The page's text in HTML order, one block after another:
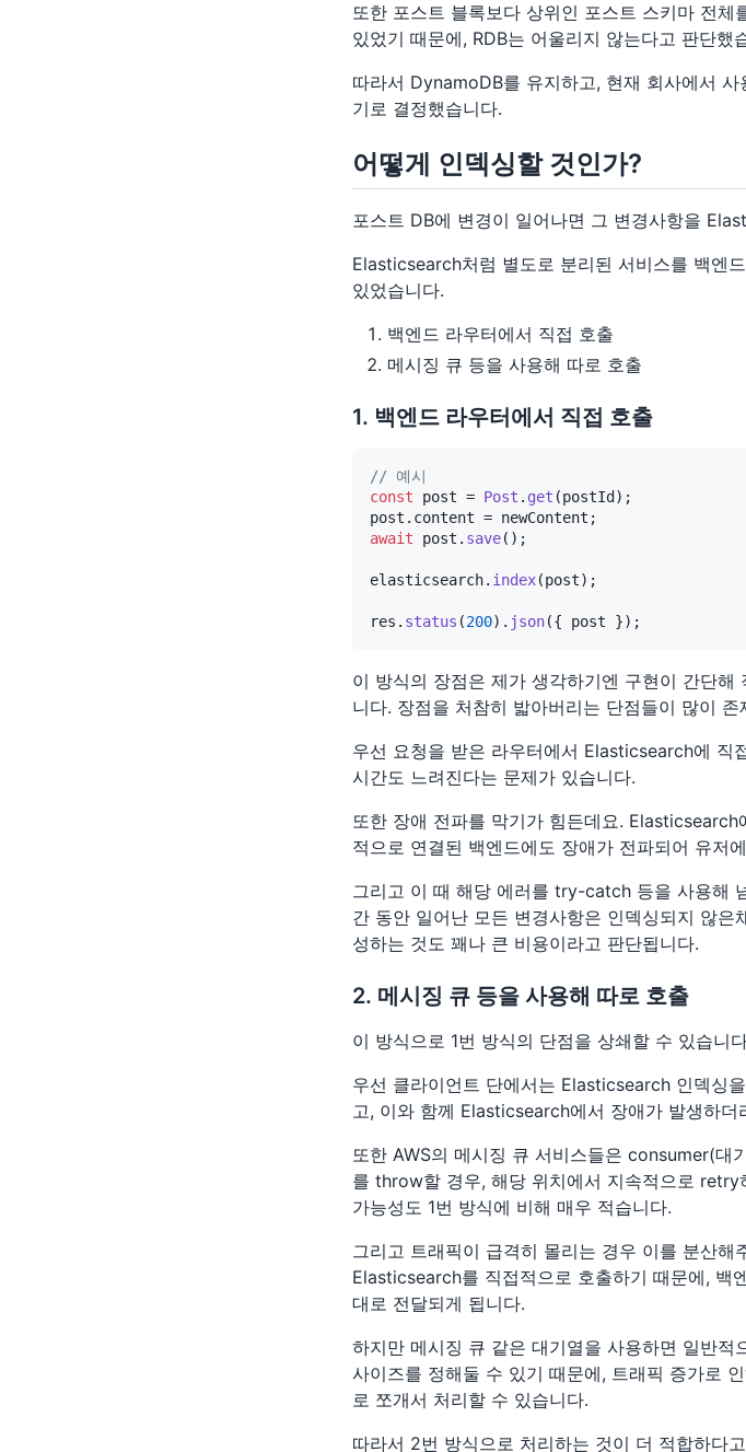
또한 포스트 블록보다 상위인 포스트 스키마 전
있었기 때문에, RDB는 어울리지 않는다고 판단했
따라서 DynamoDB를 유지하고, 현재 회사에서
기로 결정했습니다.
어떻게 인덱싱할 것인가?
포스트 DB에 변경이 일어나면 그 변경사항을
Elasticsearch처럼 별도로 분리된 서비스를 백엔
있었습니다.
백엔드 라우터에서 직접 호출
메시징 큐 등을 사용해 따로 호출
1. 백엔드 라우터에서 직접 호출
// 예시
const post = Post . get (postId);
post. content
await post. save();
elasticsearch. index(post);
res. status (200). json
이 방식의 장점은 제가 생각하기엔 구현이 간단
니다. 장점을 처참히 밟아버리는 단점들이 많이 존
우선 요청을 받은 라우터에서 Elasticsearch에 직
시간도 느려진다는 문제가 있습니다.
또한 장애 전파를 막기가 힘든데요.
적으로 연결된 백엔드에도 장애가 전파되어 유저
그리고 이 때 해당 에러를 try-catch 등을 사용해
간 동안 일어난 모든 변경사항은 인덱싱되지 않
성하는 것도 꽤나 큰 비용이라고 판단됩니다.
2. 메시징 큐 등을 사용해 따로 호출
이 방식으로 1번 방식의 단점을 상쇄할 수 있습니
우선 클라이언트 단에서는 Elasticsearch 인덱싱
고, 이와 함께 Elasticsearch에서 장애가 발생하더
또한 AWS의 메시징 큐 서비스들은 consumer(대
를 throw할 경우, 해당 위치에서 지속적으로
가능성도 1번 방식에 비해 매우 적습니다.
그리고 트래픽이 급격히 몰리는 경우 이를 분산해
Elasticsearch를 직접적으로 호출하기 때문에,
대로 전달되게 됩니다.
하지만 메시징 큐 같은 대기열을 사용하면 일반
사이즈를 정해둘 수 있기 때문에, 트래픽 증가로
로 쪼개서 처리할 수 있습니다.
따라서 2번 방식으로 처리하는 것이 더 적합하다